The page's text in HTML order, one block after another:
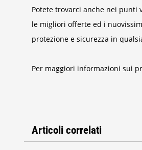
Potete trovarci anche nei punti
le migliori offerte ed i
protezione e sicurezza in
Per maggiori informazioni sui
Articoli correlati